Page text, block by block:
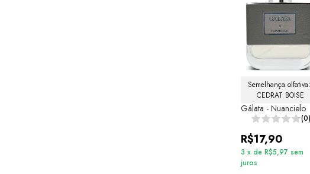
Semelhança olfativa:
CEDRAT BOISE
Gálata - Nuancielo
(0)
R$17,90
3 x de R$5,97 sem
juros